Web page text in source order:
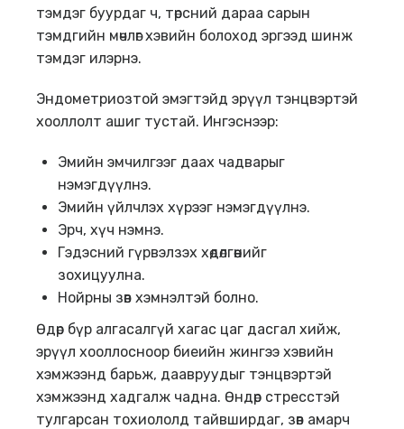
тэмдэг буурдаг ч, төрсний дараа сарын
тэмдгийн мөчлөг хэвийн болоход эргээд шинж
тэмдэг илэрнэ.
Эндометриозтой эмэгтэйд эрүүл тэнцвэртэй
хооллолт ашиг тустай. Ингэснээр:
Эмийн эмчилгээг даах чадварыг
нэмэгдүүлнэ.
Эмийн үйлчлэх хүрээг нэмэгдүүлнэ.
Эрч, хүч нэмнэ.
Гэдэсний гүрвэлзэх хөдөлгөөнийг
зохицуулна.
Нойрны зөв хэмнэлтэй болно.
Өдөр бүр алгасалгүй хагас цаг дасгал хийж,
эрүүл хооллосноор биеийн жингээ хэвийн
хэмжээнд барьж, даавруудыг тэнцвэртэй
хэмжээнд хадгалж чадна. Өндөр стресстэй
тулгарсан тохиололд тайвширдаг, зөв амарч